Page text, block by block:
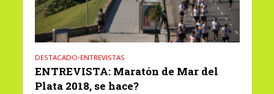
DESTACADO•ENTREVISTAS
ENTREVISTA: Maratón de Mar del
Plata 2018, se hace?